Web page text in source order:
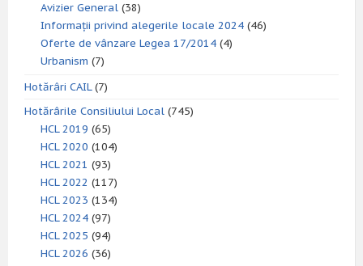
Avizier General (38)
Informații privind alegerile locale 2024 (46)
Oferte de vânzare Legea 17/2014 (4)
Urbanism (7)
Hotărâri CAIL(7)
Hotărârile Consiliului Local (745)
HCL 2019 (65)
HCL 2020 (104)
HCL 2021 (93)
HCL 2022 (117)
HCL 2023 (134)
HCL 2024 (97)
HCL 2025 (94)
HCL 2026 (36)